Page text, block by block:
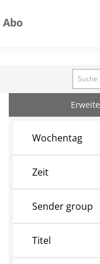
Abo
Search
Wochentag
Zeit
Sender group
Titel